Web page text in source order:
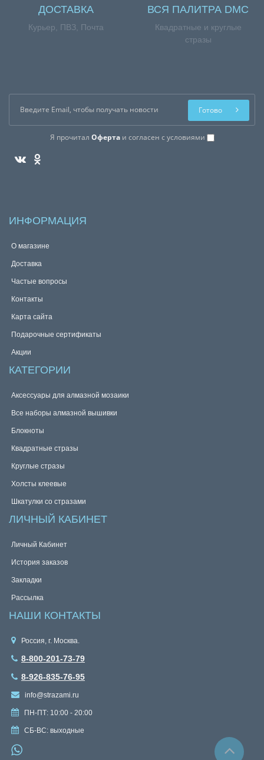
ДОСТАВКА
Курьер, ПВЗ, Почта
ВСЯ ПАЛИТРА DMC
Квадратные и круглые
стразы
Я прочитал Офертаи согласен с условиями
Готово
ИНФОРМАЦИЯ
О магазине
Доставка
Частые вопросы
Контакты
Карта сайта
Подарочные сертификаты
Акции
КАТЕГОРИИ
Аксессуары для алмазной мозаики
Все наборы алмазной вышивки
Блокноты
Квадратные стразы
Круглые стразы
Холсты клеевые
Шкатулки со стразами
ЛИЧНЫЙ КАБИНЕТ
Личный Кабинет
История заказов
Закладки
Рассылка
НАШИ КОНТАКТЫ
Россия, г. Москва.
8-800-201-73-79
8-926-835-76-95
info@strazami.ru
ПН-ПТ: 10:00 - 20:00
СБ-ВС: выходные